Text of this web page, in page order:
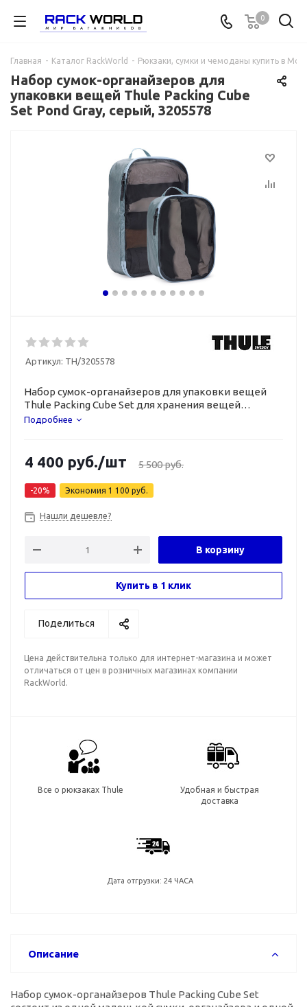
0
Главная - Каталог RackWorld - Рюкзаки, сумки и чемоданы купить в
Набор сумок-органайзеров для
упаковки вещей Thule Packing Cube
Set Pond Gray, серый, 3205578
Артикул: TH/3205578
Набор сумок-органайзеров для упаковки вещей
Thule Packing Cube Set для хранения вещей
и туристического снаряжения.
Подробнее
4 400 руб./шт 5 500руб.
-20% Экономия 1 100 руб.
Нашли дешевле?
В корзину
Купить в 1 клик
Поделиться
Цена действительна только для интернет-магазина и может
отличаться от цен в розничных магазинах компании
RackWorld.
Все о рюкзаках Thule
Удобная и быстрая
доставка
Дата отгрузки: 24 ЧАСА
Описание
Набор сумок-органайзеров Thule Packing Cube Set